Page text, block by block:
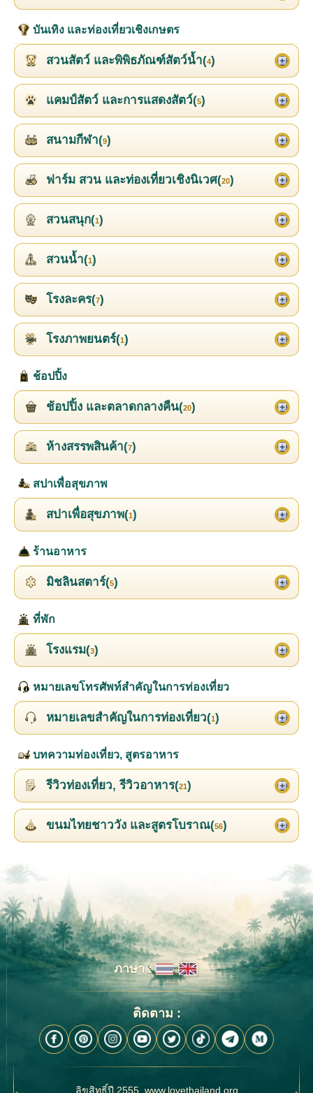
บันเทิง และท่องเที่ยวเชิงเกษตร
สวนสัตว์ และพิพิธภัณฑ์สัตว์น้ำ(4)
แคมป์สัตว์ และการแสดงสัตว์(5)
สนามกีฬา(9)
ฟาร์ม สวน และท่องเที่ยวเชิงนิเวศ(20)
สวนสนุก(1)
สวนน้ำ(1)
โรงละคร(7)
โรงภาพยนตร์(1)
ช้อปปิ้ง
ช้อปปิ้ง และตลาดกลางคืน(20)
ห้างสรรพสินค้า(7)
สปาเพื่อสุขภาพ
สปาเพื่อสุขภาพ(1)
ร้านอาหาร
มิชลินสตาร์(5)
ที่พัก
โรงแรม(3)
หมายเลขโทรศัพท์สำคัญในการท่องเที่ยว
หมายเลขสำคัญในการท่องเที่ยว(1)
บทความท่องเที่ยว, สูตรอาหาร
รีวิวท่องเที่ยว, รีวิวอาหาร(21)
ขนมไทยชาววัง และสูตรโบราณ(56)
ภาษา :
ติดตาม :
ลิขสิทธิ์ปี 2555, www.lovethailand.org